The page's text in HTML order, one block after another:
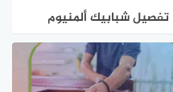
تفصيل شبابيك ألمنيوم
بالرياض بخصم 51% هوم
سيرفر